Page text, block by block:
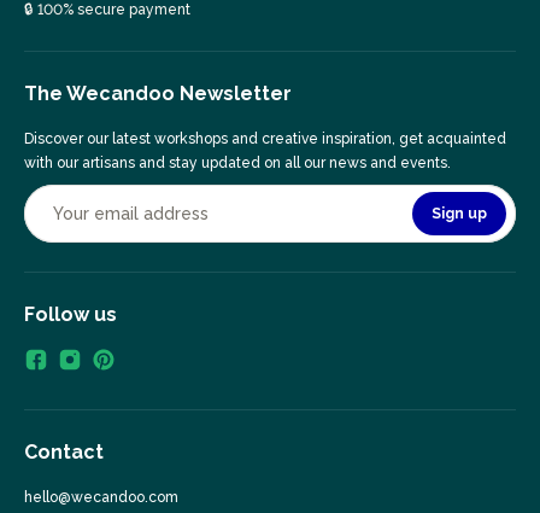
🔒 100% secure payment
The Wecandoo Newsletter
Discover our latest workshops and creative inspiration, get acquainted
with our artisans and stay updated on all our news and events.
Sign up
Follow us
Contact
hello@wecandoo.com